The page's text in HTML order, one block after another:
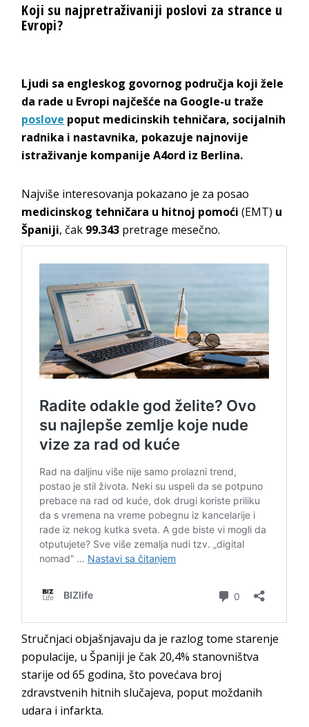
Koji su najpretraživaniji poslovi za strance u
Evropi?
Ljudi sa engleskog govornog područja koji žele
da rade u Evropi najčešće na Google-u traže
poslove poput medicinskih tehničara, socijalnih
radnika i nastavnika, pokazuje najnovije
istraživanje kompanije A4ord iz Berlina.
Najviše interesovanja pokazano je za posao
medicinskog tehničara u hitnoj pomoći (EMT) u
Španiji, čak 99.343 pretrage mesečno.
Stručnjaci objašnjavaju da je razlog tome starenje
populacije, u Španiji je čak 20,4% stanovništva
starije od 65 godina, što povećava broj
zdravstvenih hitnih slučajeva, poput moždanih
udara i infarkta.